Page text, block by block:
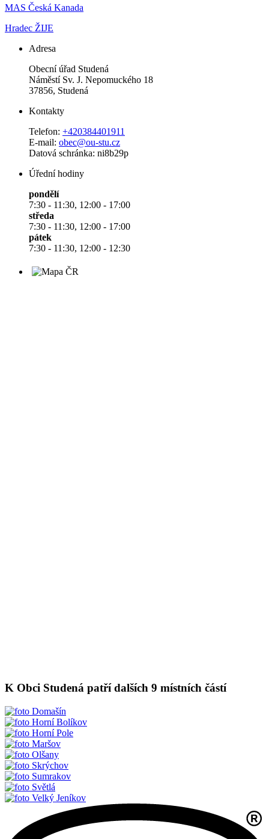
MAS Česká Kanada
Hradec ŽIJE
Adresa
Obecní úřad Studená
Náměstí Sv. J. Nepomuckého 18
37856, Studená
Kontakty
Telefon: +420384401911
E-mail: obec@ou-stu.cz
Datová schránka: ni8b29p
Úřední hodiny
pondělí
7:30 - 11:30, 12:00 - 17:00
středa
7:30 - 11:30, 12:00 - 17:00
pátek
7:30 - 11:30, 12:00 - 12:30
K Obci Studená patří dalších 9 místních částí
Domašín
Horní Bolíkov
Horní Pole
Maršov
Olšany
Skrýchov
Sumrakov
Světlá
Velký Jeníkov